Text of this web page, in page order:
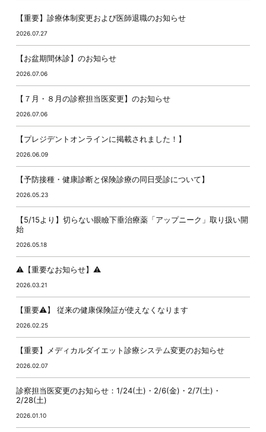
【重要】診療体制変更および医師退職のお知らせ
2026.07.27
【お盆期間休診】のお知らせ
2026.07.06
【７月・８月の診察担当医変更】のお知らせ
2026.07.06
【プレジデントオンラインに掲載されました！】
2026.06.09
【予防接種・健康診断と保険診療の同日受診について】
2026.05.23
【5/15より】切らない眼瞼下垂治療薬「アップニーク」取り扱い開
始
2026.05.18
⚠️【重要なお知らせ】⚠️
2026.03.21
【重要⚠️】 従来の健康保険証が使えなくなります
2026.02.25
【重要】メディカルダイエット診療システム変更のお知らせ
2026.02.07
診察担当医変更のお知らせ：1/24(土)・2/6(金)・2/7(土)・
2/28(土)
2026.01.10